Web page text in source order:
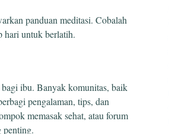
panduan meditasi. Cobalah
hari untuk berlatih.
ibu. Banyak komunitas, baik
pengalaman, tips, dan
memasak sehat, atau forum
penting.